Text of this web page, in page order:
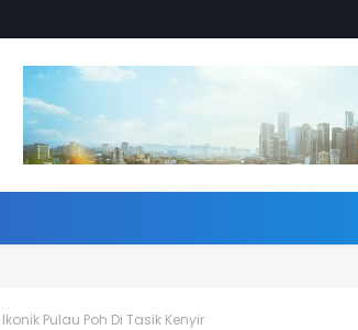
Pulau Poh Di Tasik Kenyir